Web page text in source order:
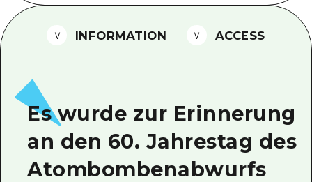
Foto-Download
Transportinformationen bei
INFORMATION ACCESS
Es wurde zur Erinnerung
an den 60. Jahrestag des
Atombombenabwurfs